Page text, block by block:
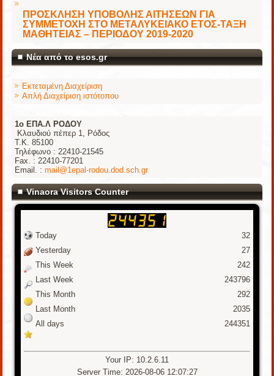
ΠΡΟΣΚΛΗΣΗ ΥΠΟΒΟΛΗΣ ΑΙΤΗΣΕΩΝ ΓΙΑ
ΣΥΜΜΕΤΟΧΗ ΣΤΟ ΜΕΤΑΛΥΚΕΙΑΚΟ ΕΤΟΣ-ΤΑΞΗ
ΜΑΘΗΤΕΙΑΣ – ΠΕΡΙΟΔΟΥ 2019-2020
Νέα από το esos.gr
Εκτεταμένη Διαχείριση
Απλή Διαχείριση ιστότοπου
1o ΕΠΑ.Λ ΡΟΔΟΥ
Κλαυδιού πέπερ 1, Ρόδος
Τ.Κ. 85100
Τηλέφωνο : 22410-21545
Fax. : 22410-77201
Email. :mail@1epal-rodou.dod.sch.gr
Vinaora Visitors Counter
Today
Yesterday
This Week
Last Week
This Month
Last Month
All days
32
27
242
243796
292
2035
244351
Your IP: 10.2.6.11
Server Time: 2026-08-06 12:07:27